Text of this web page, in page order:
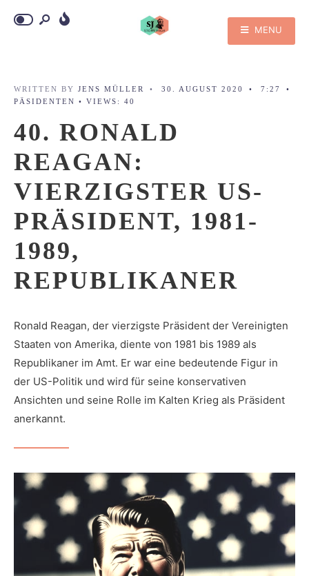
MENU
WRITTEN BY JENS MÜLLER • 30. AUGUST 2020 • 7:27
•
PÄSIDENTEN • VIEWS: 40
40. RONALD
REAGAN:
VIERZIGSTER US-
PRÄSIDENT, 1981-
1989,
REPUBLIKANER
Ronald Reagan, der vierzigste Präsident der Vereinigten
Staaten von Amerika, diente von 1981 bis 1989 als
Republikaner im Amt. Er war eine bedeutende Figur in
der US-Politik und wird für seine konservativen
Ansichten und seine Rolle im Kalten Krieg als Präsident
anerkannt.